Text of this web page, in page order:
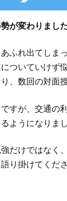
が変わりました
ふれ出てしま
ついていけず
、数回の対面
すが、交通の
ようになりまし
だけではなく
り掛けてくだ